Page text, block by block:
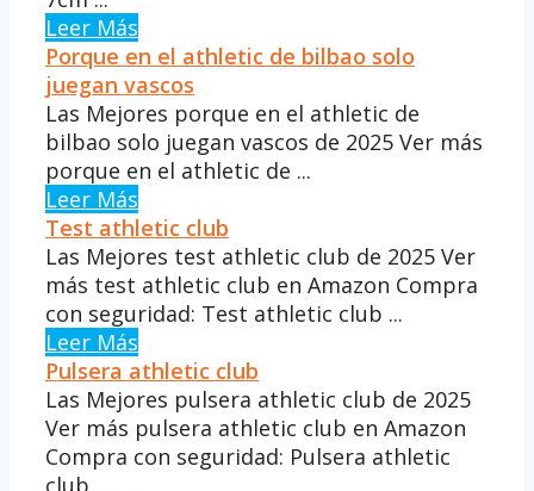
Leer Más
Porque en el athletic de bilbao solo
juegan vascos
Las Mejores porque en el athletic de
bilbao solo juegan vascos de 2025 Ver más
porque en el athletic de ...
Leer Más
Test athletic club
Las Mejores test athletic club de 2025 Ver
más test athletic club en Amazon Compra
con seguridad: Test athletic club ...
Leer Más
Pulsera athletic club
Las Mejores pulsera athletic club de 2025
Ver más pulsera athletic club en Amazon
Compra con seguridad: Pulsera athletic
club ...